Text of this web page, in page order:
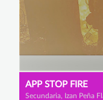
APP STOP FIRE
Secundaria, Izan Peña